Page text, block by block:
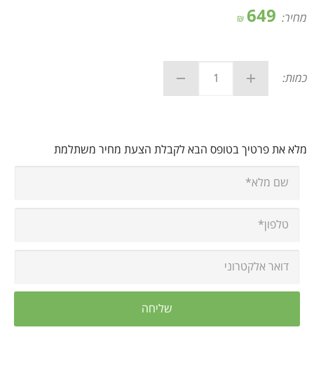
מחיר: 649
₪
כמות:
מלא את פרטיך בטופס הבא לקבלת הצעת מחיר משתלמת